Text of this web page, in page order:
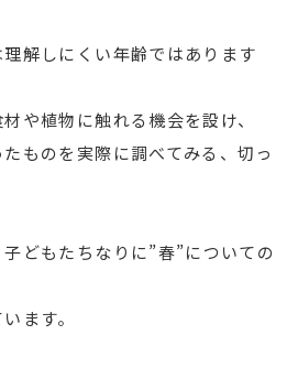
解しにくい年齢ではあります
や植物に触れる機会を設け、
ものを実際に調べてみる、切っ
どもたちなりに”春”についての
ます。